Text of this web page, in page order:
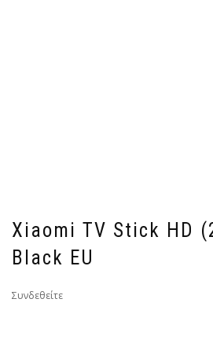
Xiaomi TV Stick HD
Black EU
Συνδεθείτε